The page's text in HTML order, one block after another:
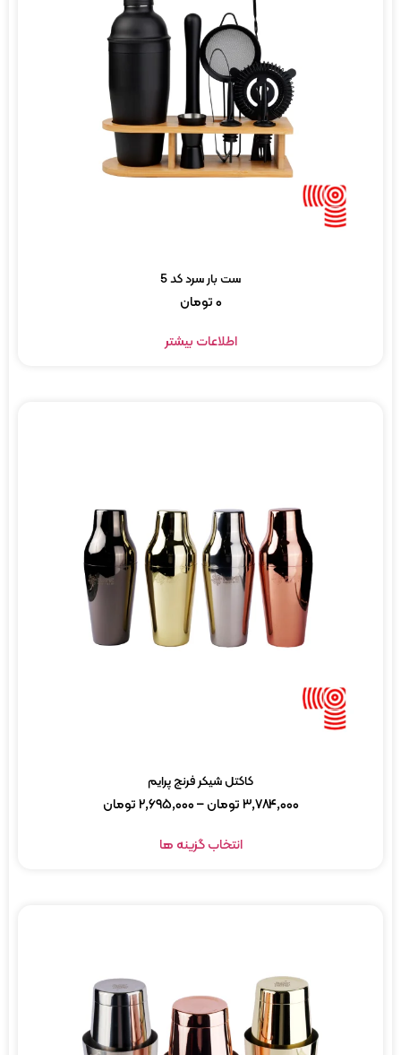
ست بار سرد کد 5
تومان
اطلاعات بیشتر
کاکتل شیکر فرنچ پرایم
۳,۷۸۴,۰۰۰تومان–۲,۶۹۵,۰۰۰تومان
انتخاب گزینه ها